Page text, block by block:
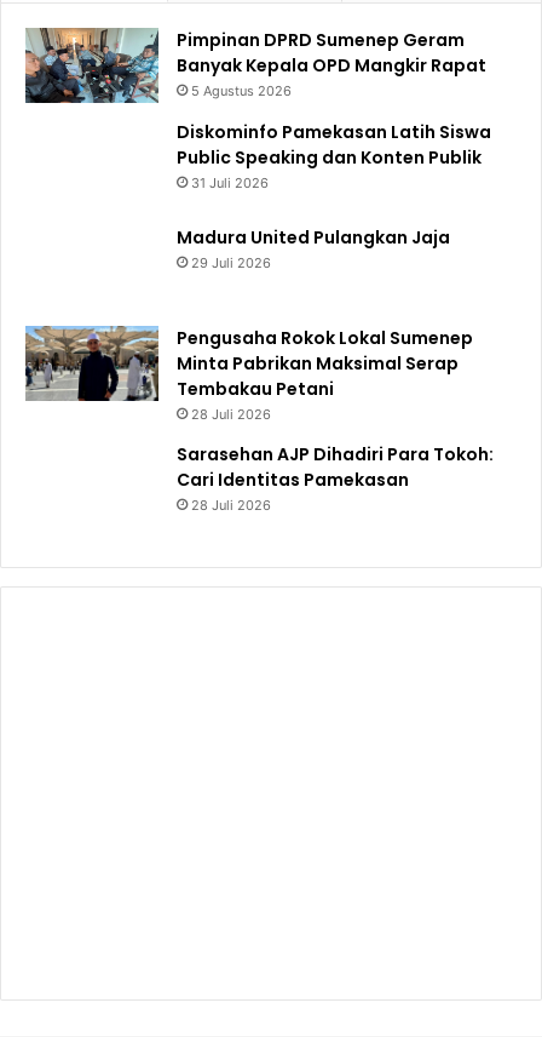
Pimpinan DPRD Sumenep Geram
Banyak Kepala OPD Mangkir Rapat
5 Agustus 2026
Diskominfo Pamekasan Latih Siswa
Public Speaking dan Konten Publik
31 Juli 2026
Madura United Pulangkan Jaja
29 Juli 2026
Pengusaha Rokok Lokal Sumenep
Minta Pabrikan Maksimal Serap
Tembakau Petani
28 Juli 2026
Sarasehan AJP Dihadiri Para Tokoh:
Cari Identitas Pamekasan
28 Juli 2026